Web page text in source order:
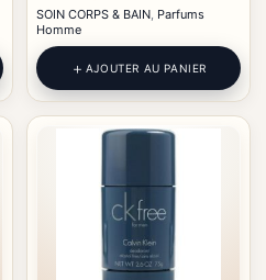
SOIN CORPS & BAIN, Parfums
Homme
AJOUTER AU PANIER